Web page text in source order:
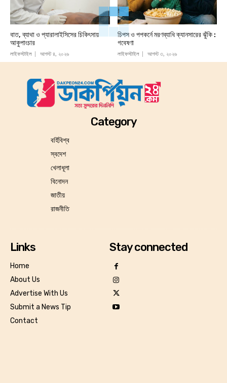
বাত, ব্যাথা ও প্যারালাইসিসের চিকিৎসায়
আকুপাংচার
লাইফস্টাইল আগস্ট ৪, ২০২৬
চিপস ও পপকর্নে মরণব্যাধি ক্যানসারের ঝুঁকি :
গবেষণা
লাইফস্টাইল আগস্ট ৩, ২০২৬
Category
বর্হিবিশ্ব
স্বদেশ
খেলাধূলা
বিনোদন
জাতীয়
রাজনীতি
Links
Home
About Us
Advertise With Us
Submit a News Tip
Contact
Stay connected